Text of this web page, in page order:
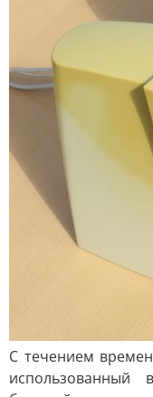
С течением